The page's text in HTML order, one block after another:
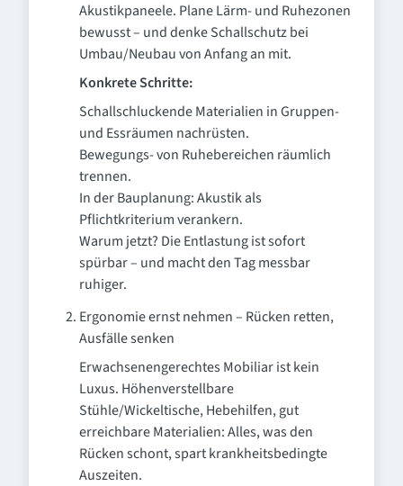
Akustikpaneele. Plane Lärm- und Ruhezonen
bewusst – und denke Schallschutz bei
Umbau/Neubau von Anfang an mit.
Konkrete Schritte:
Schallschluckende Materialien in Gruppen-
und Essräumen nachrüsten.
Bewegungs- von Ruhebereichen räumlich
trennen.
In der Bauplanung: Akustik als
Pflichtkriterium verankern.
Warum jetzt? Die Entlastung ist sofort
spürbar – und macht den Tag messbar
ruhiger.
Ergonomie ernst nehmen – Rücken retten,
Ausfälle senken
Erwachsenengerechtes Mobiliar ist kein
Luxus. Höhenverstellbare
Stühle/Wickeltische, Hebehilfen, gut
erreichbare Materialien: Alles, was den
Rücken schont, spart krankheitsbedingte
Auszeiten.